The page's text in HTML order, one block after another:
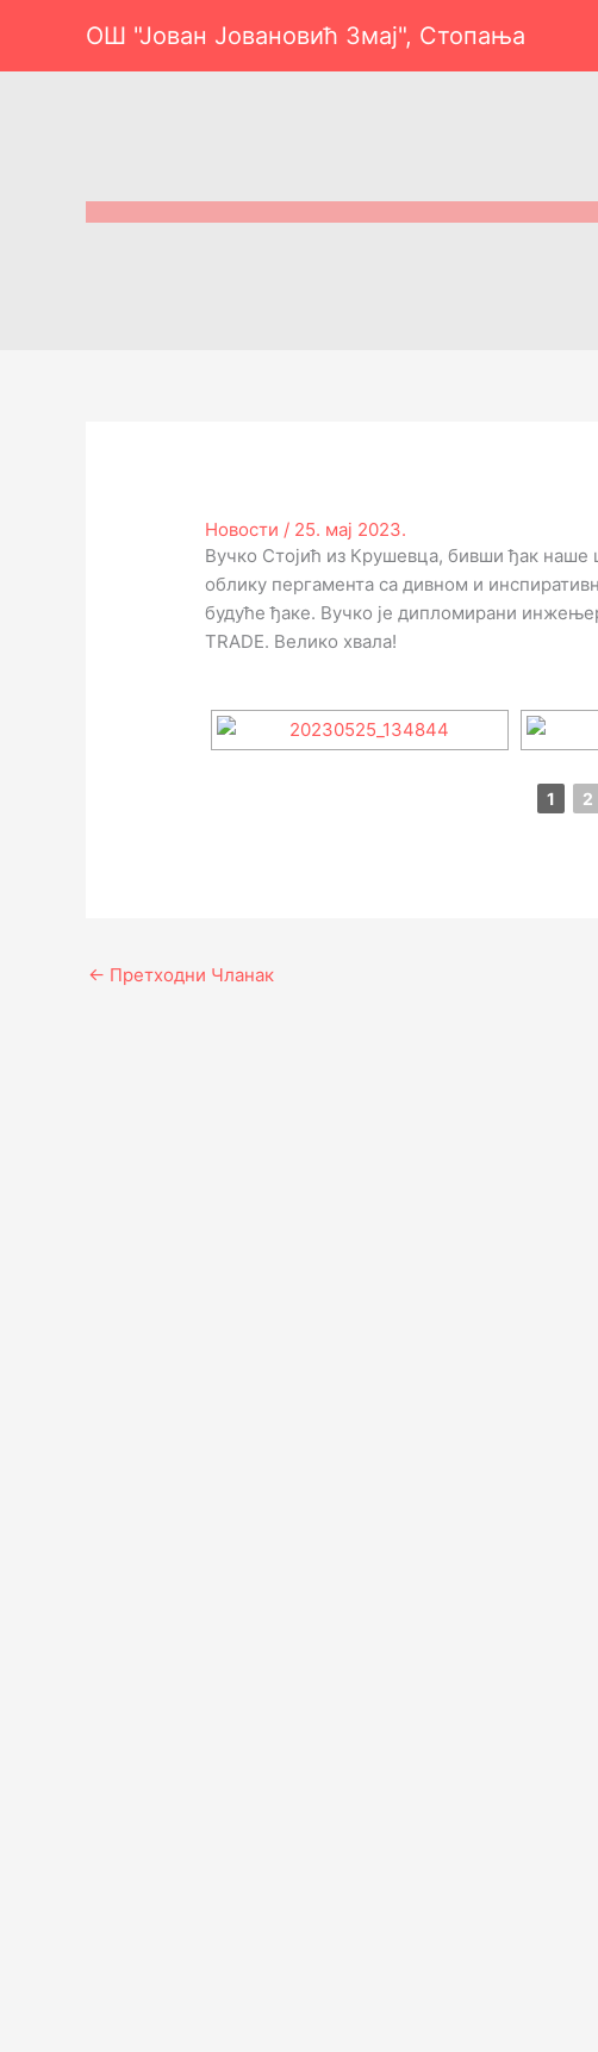
садржај
ОШ "Јован Јовановић Змај", Стопања
Новости / 25. мај 2023.
Вучко Стојић из Крушевца, бивши ђак наше
облику пергамента са дивном и
будуће ђаке. Вучко је дипломирани
TRADE. Велико хвала!
1 2
← Претходни Чланак